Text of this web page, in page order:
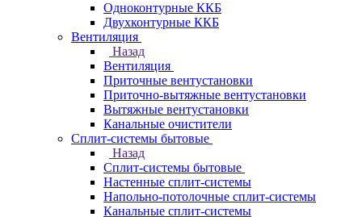
Одноконтурные ККБ
Двухконтурные ККБ
Вентиляция
Назад
Вентиляция
Приточные вентустановки
Приточно-вытяжные вентустановки
Вытяжные вентустановки
Канальные очистители
Сплит-системы бытовые
Назад
Сплит-системы бытовые
Настенные сплит-системы
Напольно-потолочные сплит-системы
Канальные сплит-системы